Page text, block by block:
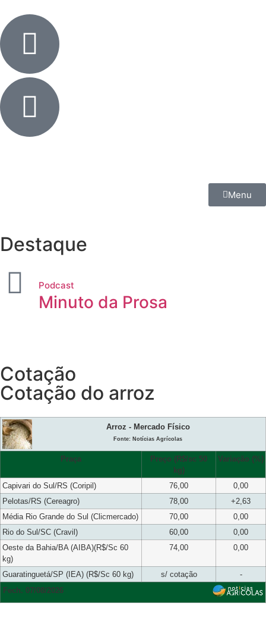
Menu
Destaque
Podcast
Minuto da Prosa
Cotação
Cotação do arroz
Arroz - Mercado Físico
Fonte: Notícias Agrícolas
Praça
Preço (R$/sc 50
kg)
Variação (%)
Capivari do Sul/RS (Coripil) 76,00
0,00
Pelotas/RS (Cereagro)
78,00
+2,63
Média Rio Grande do Sul (Clicmercado)
70,00
0,00
Rio do Sul/SC (Cravil)
60,00
0,00
Oeste da Bahia/BA (AIBA)(R$/Sc 60
kg)
74,00 0,00
Guaratinguetá/SP (IEA) (R$/Sc 60 kg) s/ cotação
-
Fech. 07/08/2026